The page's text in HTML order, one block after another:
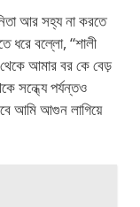
আর সহ্য না করতে
ধরে বল্লো, “শালী
থেকে আমার বর কে বেড়
সন্ধ্যে পর্যন্তও
আমি আগুন লাগিয়ে